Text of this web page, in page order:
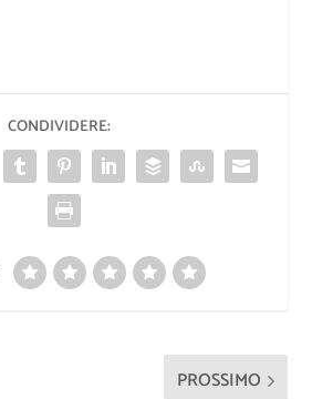
CONDIVIDERE:
PROSSIMO